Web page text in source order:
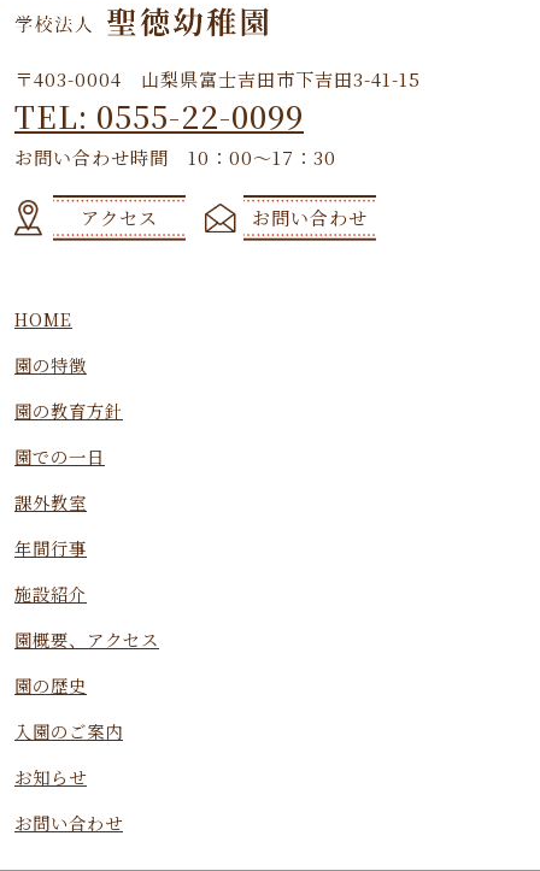
〒403-0004 山梨県富士吉田市下吉田3-41-15
TEL: 0555-22-0099
お問い合わせ時間 10：00～17：30
アクセス お問い合わせ
HOME
園の特徴
園の教育方針
園での一日
課外教室
年間行事
施設紹介
園概要、アクセス
園の歴史
入園のご案内
お知らせ
お問い合わせ